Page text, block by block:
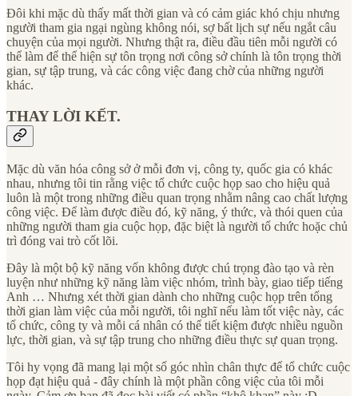
Đôi khi mặc dù thấy mất thời gian và có cảm giác khó chịu nhưng
người tham gia ngại ngùng không nói, sợ bất lịch sự nếu ngắt câu
chuyện của mọi người. Nhưng thật ra, điều đầu tiên mỗi người có
thể làm để thể hiện sự tôn trọng nơi công sở chính là tôn trọng thời
gian, sự tập trung, và các công việc đang chờ của những người
khác.
THAY LỜI KẾT.
Mặc dù văn hóa công sở ở mỗi đơn vị, công ty, quốc gia có khác
nhau, nhưng tôi tin rằng việc tổ chức cuộc họp sao cho hiệu quả
luôn là một trong những điều quan trọng nhằm nâng cao chất lượng
công việc. Để làm được điều đó, kỹ năng, ý thức, và thói quen của
những người tham gia cuộc họp, đặc biệt là người tổ chức hoặc chủ
trì đóng vai trò cốt lõi.
Đây là một bộ kỹ năng vốn không được chú trọng đào tạo và rèn
luyện như những kỹ năng làm việc nhóm, trình bày, giao tiếp tiếng
Anh … Nhưng xét thời gian dành cho những cuộc họp trên tổng
thời gian làm việc của mỗi người, tôi nghĩ nếu làm tốt việc này, các
tổ chức, công ty và mỗi cá nhân có thể tiết kiệm được nhiều nguồn
lực, thời gian, và sự tập trung cho những điều thực sự quan trọng.
Tôi hy vọng đã mang lại một số góc nhìn chân thực để tổ chức cuộc
họp đạt hiệu quả - đây chính là một phần công việc của tôi mỗi